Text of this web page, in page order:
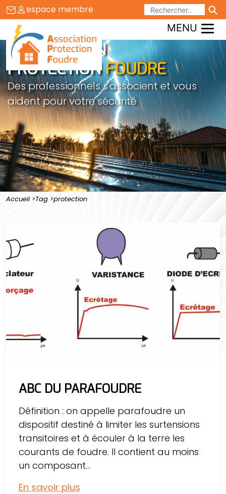
Aller
au
contenu
espace membre
MENU
ASSOCIATION
PROTECTIONFOUDRE
Des professionnels s'associent et vous
aident pour votre sécurité
Accueil Tag protection
ABC DU PARAFOUDRE
Définition : on appelle parafoudre un
dispositif destiné à limiter les surtensions
transitoires et à écouler à la terre les
courants de foudre. Il contient au moins
un composant...
En savoir plus